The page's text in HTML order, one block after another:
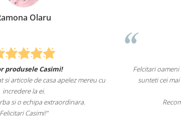
Felcitari oameni minunati pentru produsele pe care le aveti,
sunteti cei mai buni. Nepotii mei au fost tare incantati de
Recomand cu drag si increde Casimi.ro